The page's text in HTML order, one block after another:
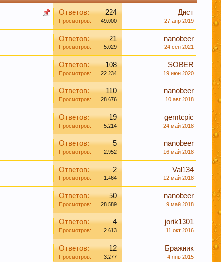
удовольствие вызывает только вкус пива,
предотвратят рак.
с заболеваниями сердечно-
Пиво же наоборот защищает ДНК.
их профилактики
Ответов: 224
Просмотров: 49.000
Дист
27 апр 2019
Ответов: 21
Просмотров: 5.029
nanobeer
24 сен 2021
Ответов: 108
Просмотров: 22.234
SOBER
19 июн 2020
Ответов: 110
Просмотров: 28.676
nanobeer
10 авг 2018
Ответов: 19
Просмотров: 5.214
gemtopic
24 май 2018
Ответов: 5
Просмотров: 2.952
nanobeer
16 май 2018
Ответов: 2
Просмотров: 1.464
Val134
12 май 2018
Ответов: 50
Просмотров: 28.589
nanobeer
9 май 2018
Ответов: 4
Просмотров: 2.613
jorik1301
11 окт 2016
Ответов: 12
Просмотров: 3.277
Бражник
4 янв 2015